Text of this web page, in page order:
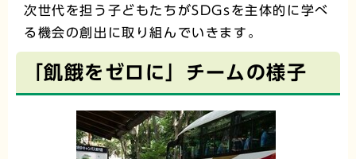
次世代を担う子どもたちがSDGsを主体的に学べ
る機会の創出に取り組んでいきます。
「飢餓をゼロに」チームの様子